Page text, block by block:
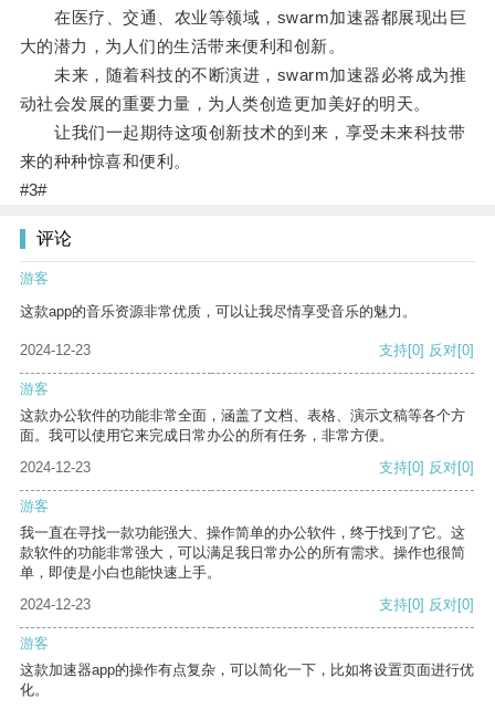
在医疗、交通、农业等领域，swarm加速器都展现出巨
大的潜力，为人们的生活带来便利和创新。
未来，随着科技的不断演进，swarm加速器必将成为推
动社会发展的重要力量，为人类创造更加美好的明天。
让我们一起期待这项创新技术的到来，享受未来科技带
来的种种惊喜和便利。
#3#
评论
游客
这款app的音乐资源非常优质，可以让我尽情享受音乐的魅力。
2024-12-23 支持[0] 反对[0]
游客
这款办公软件的功能非常全面，涵盖了文档、表格、演示文稿等各个方
面。我可以使用它来完成日常办公的所有任务，非常方便。
2024-12-23
支持[0] 反对[0]
游客
我一直在寻找一款功能强大、操作简单的办公软件，终于找到了它。这
款软件的功能非常强大，可以满足我日常办公的所有需求。操作也很简
单，即使是小白也能快速上手。
2024-12-23
支持[0] 反对[0]
游客
这款加速器app的操作有点复杂，可以简化一下，比如将设置页面进行优
化。